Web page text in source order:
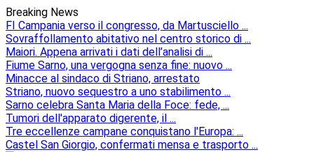
Breaking News
FI Campania verso il congresso, da Martusciello ...
Sovraffollamento abitativo nel centro storico di ...
Maiori. Appena arrivati i dati dell’analisi di ...
Fiume Sarno, una vergogna senza fine: nuovo ...
Minacce al sindaco di Striano, arrestato
Striano, nuovo sequestro a uno stabilimento ...
Sarno celebra Santa Maria della Foce: fede, ...
Tumori dell'apparato digerente, il ...
Tre eccellenze campane conquistano l'Europa: ...
Castel San Giorgio, confermati mensa e trasporto ...